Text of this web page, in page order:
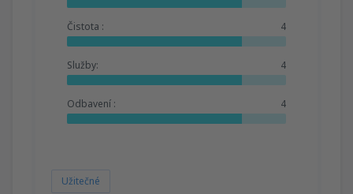
Čistota : 4
Služby: 4
Odbavení : 4
Užitečné